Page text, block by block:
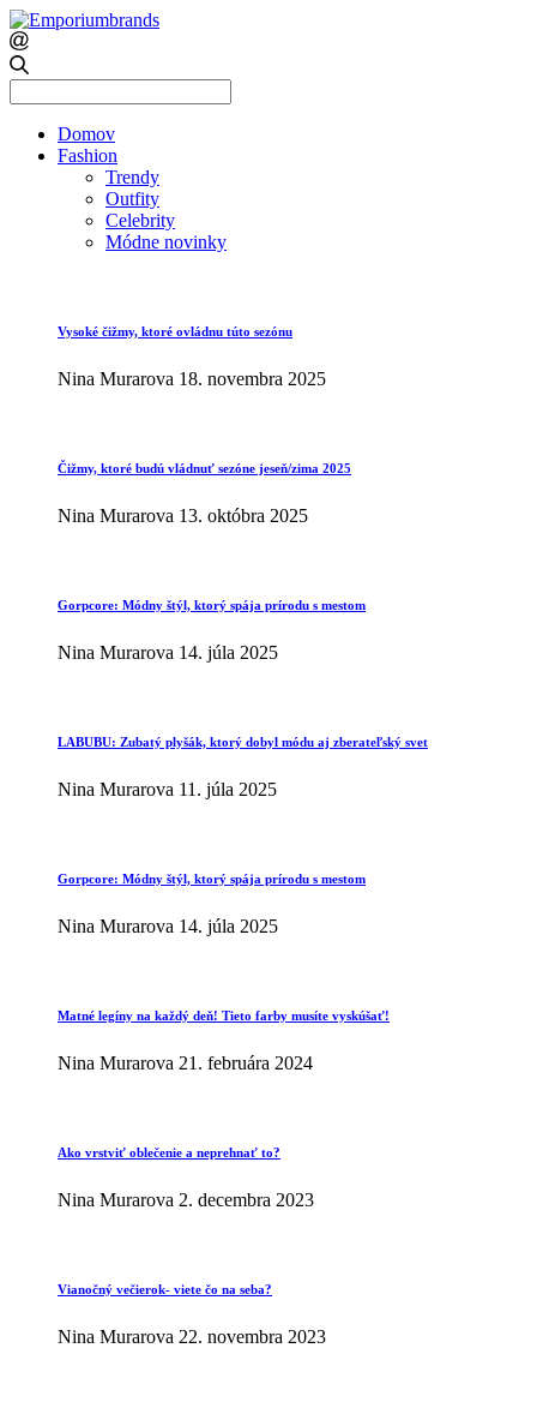
for:
Domov
Fashion
Trendy
Outfity
Celebrity
Módne novinky
Vysoké čižmy, ktoré ovládnu túto sezónu
Nina Murarova 18. novembra 2025
Čižmy, ktoré budú vládnuť sezóne jeseň/zima 2025
Nina Murarova 13. októbra 2025
Gorpcore: Módny štýl, ktorý spája prírodu s mestom
Nina Murarova 14. júla 2025
LABUBU: Zubatý plyšák, ktorý dobyl módu aj zberateľský svet
Nina Murarova 11. júla 2025
Gorpcore: Módny štýl, ktorý spája prírodu s mestom
Nina Murarova 14. júla 2025
Matné legíny na každý deň! Tieto farby musíte vyskúšať!
Nina Murarova 21. februára 2024
Ako vrstviť oblečenie a neprehnať to?
Nina Murarova 2. decembra 2023
Vianočný večierok- viete čo na seba?
Nina Murarova 22. novembra 2023